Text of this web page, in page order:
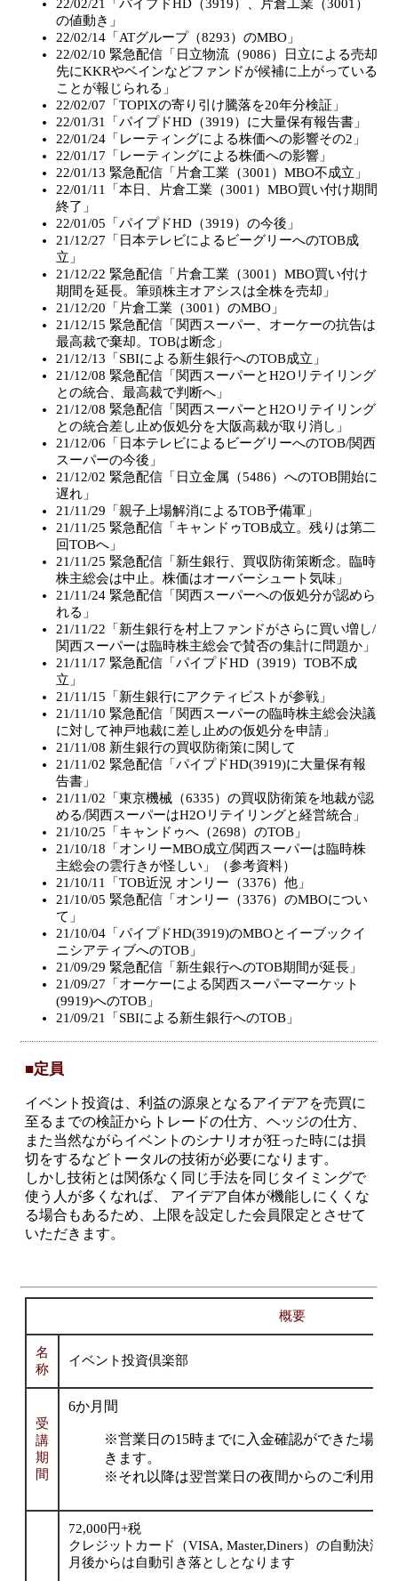
22/02/21「パイプドHD（3919）、片倉工業（3001）
の値動き」
22/02/14「ATグループ（8293）のMBO」
22/02/10 緊急配信「日立物流（9086）日立による売却
先にKKRやベインなどファンドが候補に上がっている
ことが報じられる」
22/02/07「TOPIXの寄り引け騰落を20年分検証」
22/01/31「パイプドHD（3919）に大量保有報告書」
22/01/24「レーティングによる株価への影響その2」
22/01/17「レーティングによる株価への影響」
22/01/13 緊急配信「片倉工業（3001）MBO不成立」
22/01/11「本日、片倉工業（3001）MBO買い付け期間
終了」
22/01/05「パイプドHD（3919）の今後」
21/12/27「日本テレビによるビーグリーへのTOB成
立」
21/12/22 緊急配信「片倉工業（3001）MBO買い付け
期間を延長。筆頭株主オアシスは全株を売却」
21/12/20「片倉工業（3001）のMBO」
21/12/15 緊急配信「関西スーパー、オーケーの抗告は
最高裁で棄却。TOBは断念」
21/12/13「SBIによる新生銀行へのTOB成立」
21/12/08 緊急配信「関西スーパーとH2Oリテイリング
との統合、最高裁で判断へ」
21/12/08 緊急配信「関西スーパーとH2Oリテイリング
との統合差し止め仮処分を大阪高裁が取り消し」
21/12/06「日本テレビによるビーグリーへのTOB/関西
スーパーの今後」
21/12/02 緊急配信「日立金属（5486）へのTOB開始に
遅れ」
21/11/29「親子上場解消によるTOB予備軍」
21/11/25 緊急配信「キャンドゥTOB成立。残りは第二
回TOBへ」
21/11/25 緊急配信「新生銀行、買収防衛策断念。臨時
株主総会は中止。株価はオーバーシュート気味」
21/11/24 緊急配信「関西スーパーへの仮処分が認めら
れる」
21/11/22「新生銀行を村上ファンドがさらに買い増し/
関西スーパーは臨時株主総会で賛否の集計に問題か」
21/11/17 緊急配信「パイプドHD（3919）TOB不成
立」
21/11/15「新生銀行にアクティビストが参戦」
21/11/10 緊急配信「関西スーパーの臨時株主総会決議
に対して神戸地裁に差し止めの仮処分を申請」
21/11/08 新生銀行の買収防衛策に関して
21/11/02 緊急配信「パイプドHD(3919)に大量保有報
告書」
21/11/02「東京機械（6335）の買収防衛策を地裁が認
める/関西スーパーはH2Oリテイリングと経営統合」
21/10/25「キャンドゥへ（2698）のTOB」
21/10/18「オンリーMBO成立/関西スーパーは臨時株
主総会の雲行きが怪しい」（参考資料）
21/10/11「TOB近況 オンリー（3376）他」
21/10/05 緊急配信「オンリー（3376）のMBOについ
て」
21/10/04「パイプドHD(3919)のMBOとイーブックイ
ニシアティブへのTOB」
21/09/29 緊急配信「新生銀行へのTOB期間が延長」
21/09/27「オーケーによる関西スーパーマーケット
(9919)へのTOB」
21/09/21「SBIによる新生銀行へのTOB」
■定員
イベント投資は、利益の源泉となるアイデアを売買に
至るまでの検証からトレードの仕方、ヘッジの仕方、
また当然ながらイベントのシナリオが狂った時には損
切をするなどトータルの技術が必要になります。
しかし技術とは関係なく同じ手法を同じタイミングで
使う人が多くなれば、 アイデア自体が機能しにくくな
る場合もあるため、上限を設定した会員限定とさせて
いただきます。
概要
名
称
イベント投資倶楽部
受
講
期
間
6か月間
※営業日の15時までに入金確認ができた場合
きます。
※それ以降は翌営業日の夜間からのご利用と
72,000円+税
クレジットカード（VISA, Master,Diners）の自動決済
月後からは自動引き落としとなります